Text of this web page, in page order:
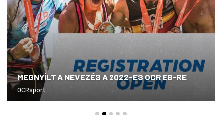
MEGNYÍLT A NEVEZÉS A 2022-ES OCR EB-RE
OCRsport